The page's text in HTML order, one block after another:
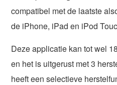
compatibel met de laatste
de iPhone, iPad en iPod
Deze applicatie kan tot wel
en het is uitgerust met 3
heeft een selectieve